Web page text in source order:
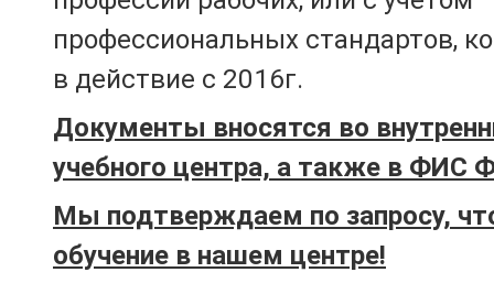
профессиональных стандартов,
в действие с 2016г.
Документы вносятся во
учебного центра, а также в ФИС
Мы подтверждаем по запросу,
обучение в нашем центре!